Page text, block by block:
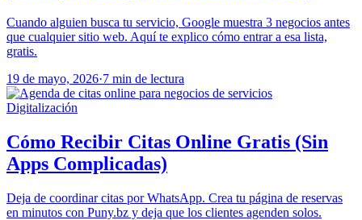
Cuando alguien busca tu servicio, Google muestra 3 negocios antes
que cualquier sitio web. Aquí te explico cómo entrar a esa lista,
gratis.
19 de mayo, 2026·7 min de lectura
Digitalización
Cómo Recibir Citas Online Gratis (Sin
Apps Complicadas)
Deja de coordinar citas por WhatsApp. Crea tu página de reservas
en minutos con Puny.bz y deja que los clientes agenden solos.